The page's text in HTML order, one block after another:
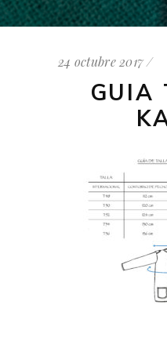
24 octubre 2017
GUIA